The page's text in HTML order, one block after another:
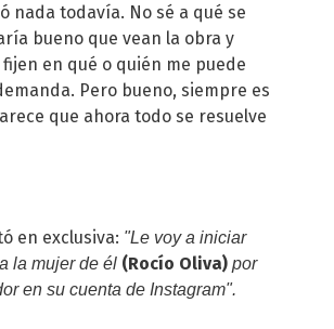
nada todavía. No sé a qué se
bueno que vean la obra y
en qué o quién me puede
Pero bueno, siempre es
que ahora todo se resuelve
en exclusiva: "Le voy a iniciar
la mujer de él (Rocío Oliva) por
en su cuenta de Instagram".